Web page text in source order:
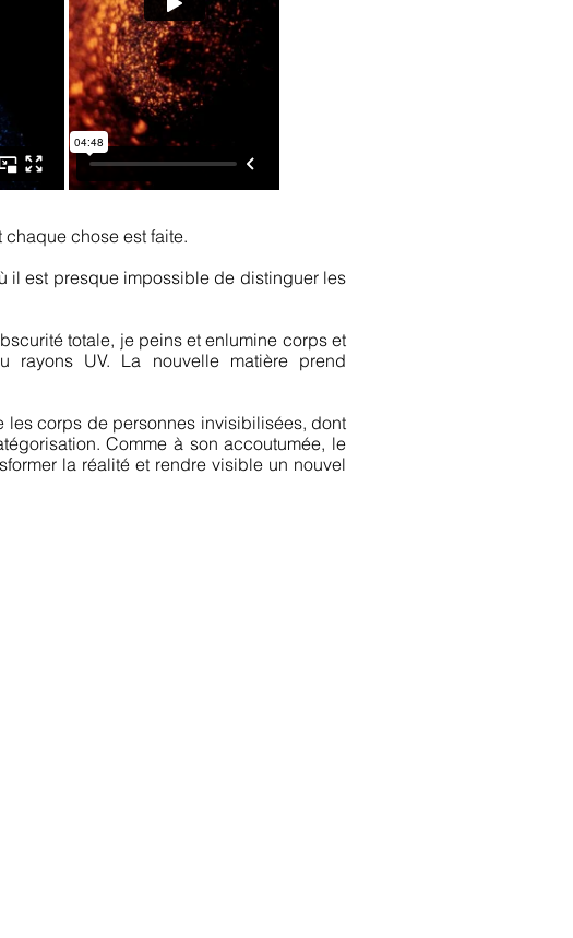
chose est faite.
il est presque impossible de distinguer les
totale, je peins et enlumine corps et
rayons UV. La nouvelle matière prend
corps de personnes invisibilisées, dont
Comme à son accoutumée, le
la réalité et rendre visible un nouvel